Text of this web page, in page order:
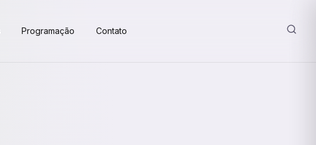
Programação Contato